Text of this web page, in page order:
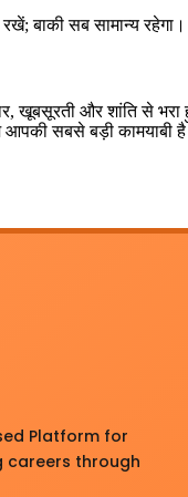
बाकी सब सामान्य रहेगा।
खूबसूरती और शांति
सबसे बड़ी कामयाबी
Platform for
careers through